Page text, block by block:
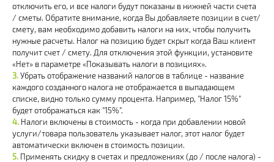
отключить его, и все налоги будут показаны в нижней части счета
/ сметы. Обратите внимание, когда Вы добавляете позиции в счет/
смету, вам необходимо добавить налоги на них, чтобы получить
нужные расчеты. Налог на позицию будет скрыт когда Ваш клиент
получит счет / смету. Для отключения этой функции, установите
«Нет» в параметре «Показывать налоги в позициях».
Убрать отображение названий налогов в таблице - название
каждого созданного налога не отображается в выпадающем
списке, видно только сумму процента. Например, "Налог 15%"
будет отображаться как "15%".
Налоги включены в стоимость - когда при добавлении новой
услуги/товара пользователь указывает налог, этот налог будет
автоматически включен в стоимость позиции.
Применять скидку в счетах и предложениях (до / после налога) -